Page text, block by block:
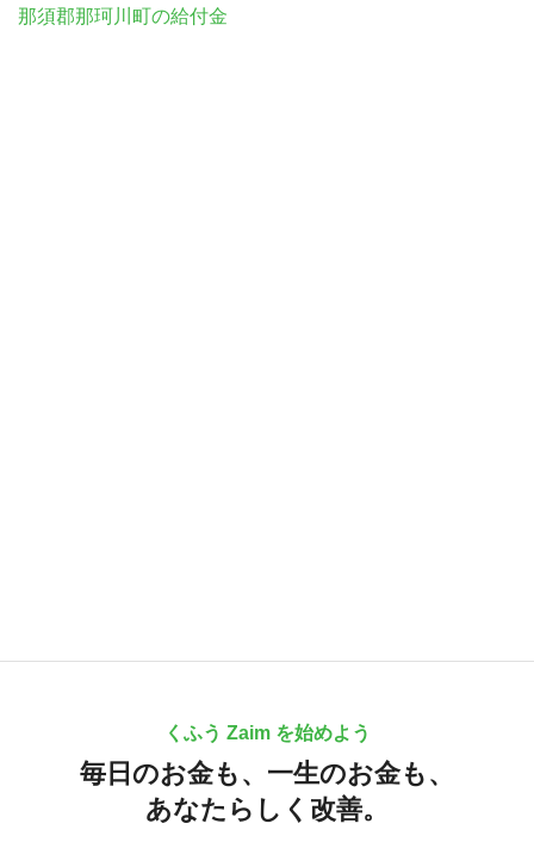
那須郡那珂川町の給付金
くふう Zaim を始めよう
毎日のお金も、 一生のお金も、
あなたらしく改善。